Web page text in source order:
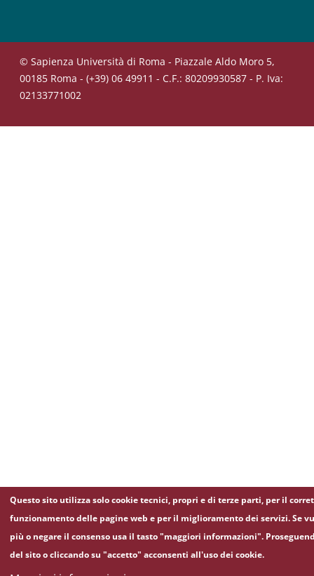
© Sapienza Università di Roma - Piazzale Aldo Moro 5,
00185 Roma - (+39) 06 49911 - C.F.: 80209930587 - P. Iva:
02133771002
Questo sito utilizza solo cookie tecnici, propri e di terze parti, per il
funzionamento delle pagine web e per il miglioramento dei servizi. Se
più o negare il consenso usa il tasto "maggiori informazioni".
del sito o cliccando su "accetto" acconsenti all'uso dei cookie.